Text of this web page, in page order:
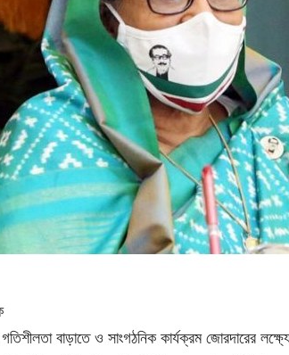
বাড়াতে ও সাংগঠনিক কার্যক্রম জোরদারের